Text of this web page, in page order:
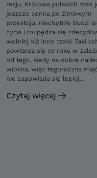
maju. Królowa polskich rzek
jeszcze senna po zimowym
przestoju, niechętnie budzi
życia i rozpędza się
wolniej niż inne rzeki. Taki
powtarza się co roku w
od tego, kiedy na dobre
wiosna, więc tegoroczna
nie zapowiada się lepiej...
Czytaj więcej